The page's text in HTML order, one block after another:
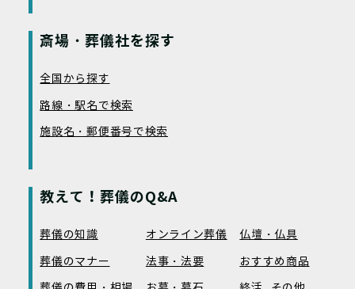
斎場・葬儀社を探す
全国から探す
路線・駅名で検索
施設名・郵便番号で検索
教えて！葬儀のQ&A
葬儀の知識 オンライン葬儀
仏壇・仏具
葬儀のマナー
法事・法要
おすすめ商品